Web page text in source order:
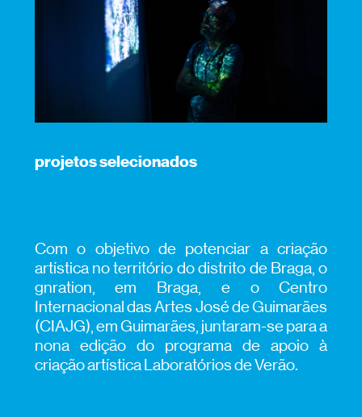
projetos selecionados
Com o objetivo de potenciar a criação
artística no território do distrito de Braga, o
gnration, em Braga, e o Centro
Internacional das Artes José de Guimarães
(CIAJG), em Guimarães, juntaram-se para a
nona edição do programa de apoio à
criação artística Laboratórios de Verão.